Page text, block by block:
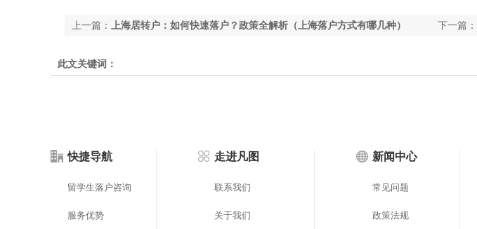
下一篇：
上一篇： 上海居转户：如何快速落户？政策全解析（上海落户方式有哪几种）
此文关键词：
快捷导航
留学生落户咨询
服务优势
走进凡图
联系我们
关于我们
新闻中心
常见问题
政策法规